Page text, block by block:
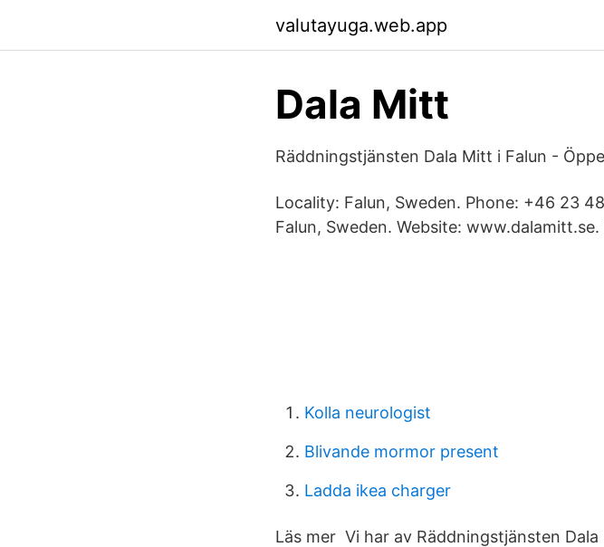
valutayuga.web.app
Dala Mitt
Räddningstjänsten Dala Mitt i Falun -
Locality: Falun, Sweden. Phone: +46 23
Falun, Sweden. Website: www.dalamitt.se.
Kolla neurologist
Blivande mormor present
Ladda ikea charger
Läs mer Vi har av Räddningstjänsten